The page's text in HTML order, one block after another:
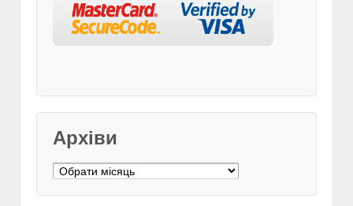
Архіви
Архіви